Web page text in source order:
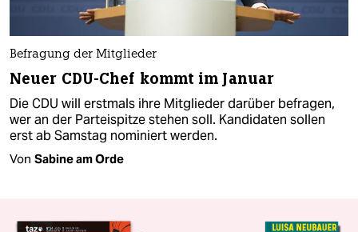
Befragung der Mitglieder
Neuer CDU-Chef kommt im Januar
Die CDU will erstmals ihre Mitglieder darüber befragen,
wer an der Parteispitze stehen soll. Kandidaten sollen
erst ab Samstag nominiert werden.
Von Sabine am Orde